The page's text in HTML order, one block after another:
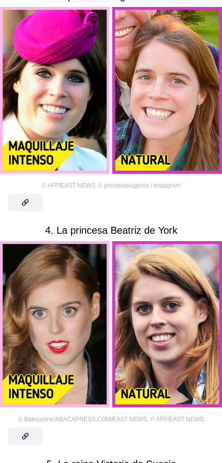
© AFP/EAST NEWS © princesseugenie / Instagram
4. La princesa Beatriz de York
© Bakounine/ABACAPRESS.COM/EAST NEWS, © AFP/EAST NEWS